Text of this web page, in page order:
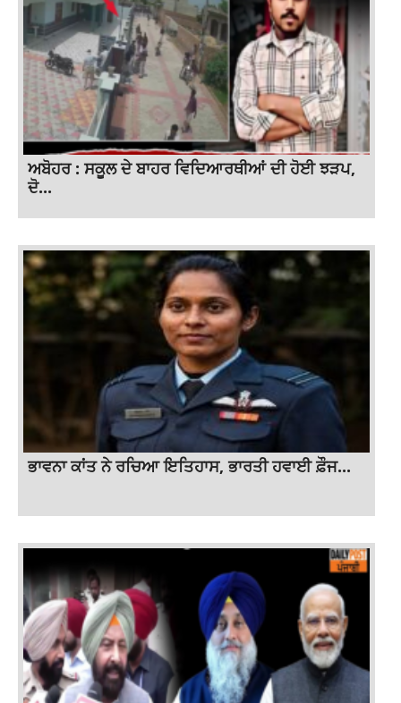
ਅਬੋਹਰ : ਸਕੂਲ ਦੇ ਬਾਹਰ ਵਿਦਿਆਰਥੀਆਂ ਦੀ ਹੋਈ ਝੜਪ,
ਦੋ...
ਭਾਵਨਾ ਕਾਂਤ ਨੇ ਰਚਿਆ ਇਤਿਹਾਸ, ਭਾਰਤੀ ਹਵਾਈ ਫ਼ੌਜ...